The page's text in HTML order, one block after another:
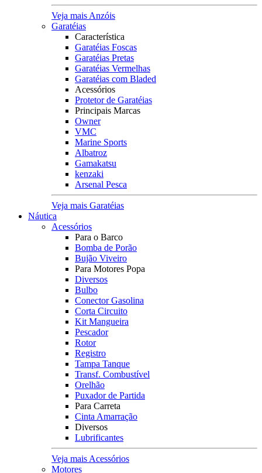
Veja mais Anzóis
Garatéias
Característica
Garatéias Foscas
Garatéias Pretas
Garatéias Vermelhas
Garatéias com Bladed
Acessórios
Protetor de Garatéias
Principais Marcas
Owner
VMC
Marine Sports
Albatroz
Gamakatsu
kenzaki
Arsenal Pesca
Veja mais Garatéias
Náutica
Acessórios
Para o Barco
Bomba de Porão
Bujão Viveiro
Para Motores Popa
Diversos
Bulbo
Conector Gasolina
Corta Circuito
Kit Mangueira
Pescador
Rotor
Registro
Tampa Tanque
Transf. Combustível
Orelhão
Puxador de Partida
Para Carreta
Cinta Amarração
Diversos
Lubrificantes
Veja mais Acessórios
Motores